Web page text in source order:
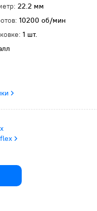
22.2 мм
10200 об/мин
1 шт.